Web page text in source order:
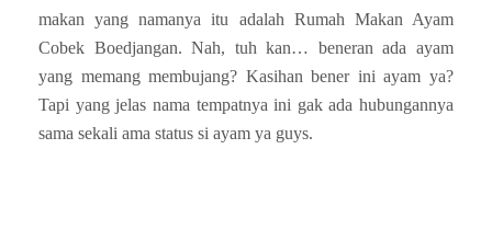
makan yang namanya itu adalah Rumah Makan Ayam
Cobek Boedjangan. Nah, tuh kan… beneran ada ayam
yang memang membujang? Kasihan bener ini ayam ya?
Tapi yang jelas nama tempatnya ini gak ada hubungannya
sama sekali ama status si ayam ya guys.